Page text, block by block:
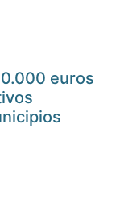
euros